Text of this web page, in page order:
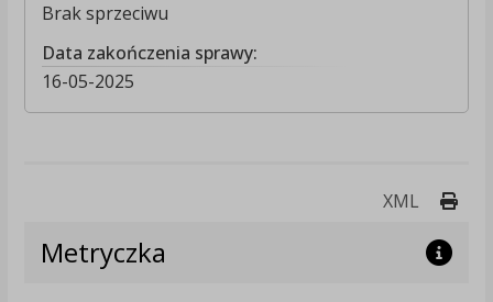
Brak sprzeciwu
Data zakończenia sprawy:
16-05-2025
XML
Metryczka